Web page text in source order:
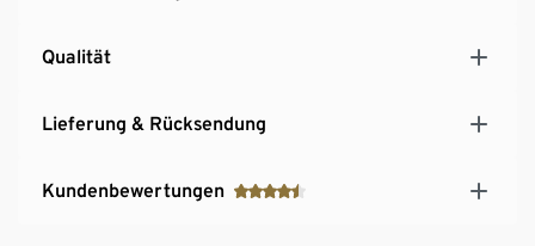
Qualität
Lieferung & Rücksendung
Kundenbewertungen